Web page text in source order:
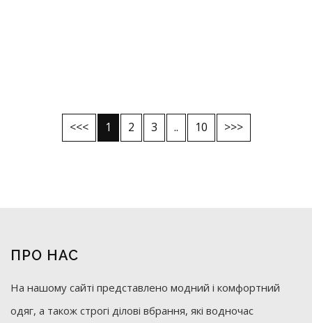
<<< 1 2 3 .. 10 >>>
ПРО НАС
На нашому сайті представлено модний і комфортний
одяг, а також строгі ділові вбрання, які водночас